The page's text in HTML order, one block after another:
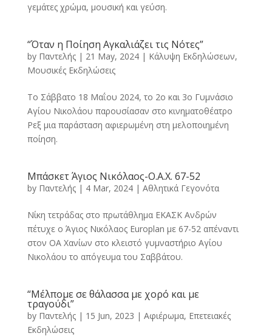
γεμάτες χρώμα, μουσική και γεύση.
“Όταν η Ποίηση Αγκαλιάζει τις Νότες”
by Παντελής| 21 May, 2024| Κάλυψη Εκδηλώσεων,
Μουσικές Εκδηλώσεις
Το Σάββατο 18 Μαΐου 2024, το 2ο και 3ο Γυμνάσιο
Αγίου Νικολάου παρουσίασαν στο κινηματοθέατρο
Ρεξ μια παράσταση αφιερωμένη στη μελοποιημένη
ποίηση.
Μπάσκετ Άγιος Νικόλαος-Ο.Α.Χ. 67-52
by Παντελής| 4 Mar, 2024| Αθλητικά Γεγονότα
Νίκη τετράδας στο πρωτάθλημα ΕΚΑΣΚ Ανδρών
πέτυχε ο Άγιος Νικόλαος Europlan με 67-52 απέναντι
στον ΟΑ Χανίων στο κλειστό γυμναστήριο Αγίου
Νικολάου το απόγευμα του Σαββάτου.
“Μέλπομε σε θάλασσα με χορό και με
τραγούδι”
by Παντελής| 15 Jun, 2023 | Αφιέρωμα, Επετειακές
Εκδηλώσεις